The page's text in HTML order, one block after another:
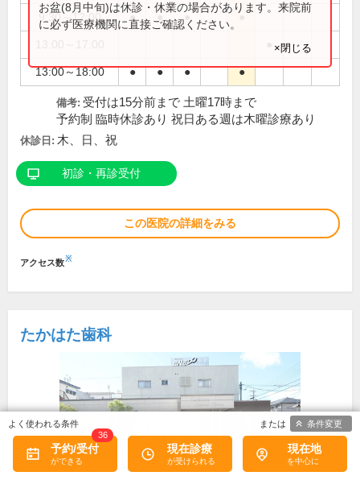
9:30～12:00 ● ● ● ●
13:00～18:00 ● ● ● ●
お盆(8月中旬)は休診・休業の場合があります。来院前
に必ず医療機関に直接ご確認ください。
×閉じる
備考: 受付は15分前まで 土曜17時まで
予約制 臨時休診あり 祝日ある週は木曜診療あり
休診日: 木、日、祝
初診・再診受付
この医院の詳細をみる
アクセス数※
たかはた歯科
予約/受付
36
現在診療 現在地
条件変更